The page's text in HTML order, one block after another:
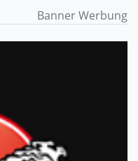
Banner Werbung